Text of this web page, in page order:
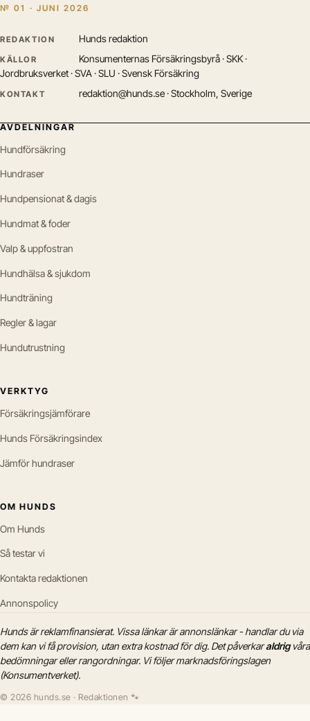
№ 01 · JUNI 2026
REDAKTION Hunds redaktion
KÄLLOR
Konsumenternas Försäkringsbyrå · SKK ·
Jordbruksverket · SVA · SLU · Svensk Försäkring
KONTAKT redaktion@hunds.se · Stockholm, Sverige
AVDELNINGAR
Hundförsäkring
Hundraser
Hundpensionat & dagis
Hundmat & foder
Valp & uppfostran
Hundhälsa & sjukdom
Hundträning
Regler & lagar
Hundutrustning
VERKTYG
Försäkringsjämförare
Hunds Försäkringsindex
Jämför hundraser
OM HUNDS
Om Hunds
Så testar vi
Kontakta redaktionen
Annonspolicy
Hunds är reklamfinansierat. Vissa länkar är annonslänkar - handlar du via
dem kan vi få provision, utan extra kostnad för dig. Det påverkaraldrigvåra
bedömningar eller rangordningar. Vi följer marknadsföringslagen
(Konsumentverket).
© 2026 hunds.se · Redaktionen 🐾